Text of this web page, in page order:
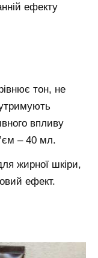
ефекту
тон, не
впливу
– 40 мл.
жирної шкіри,
ефект.